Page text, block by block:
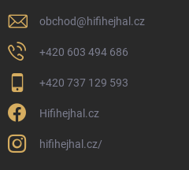
obchod@hifihejhal.cz
+420 603 494 686
+420 737 129 593
Hifihejhal.cz
hifihejhal.cz/